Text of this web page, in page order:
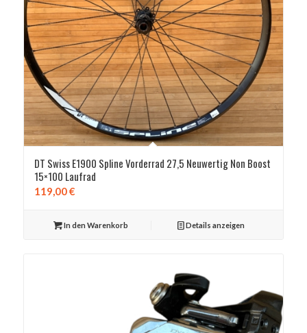
DT Swiss E1900 Spline Vorderrad 27,5 Neuwertig Non Boost
15×100 Laufrad
119,00€
In den Warenkorb Details anzeigen